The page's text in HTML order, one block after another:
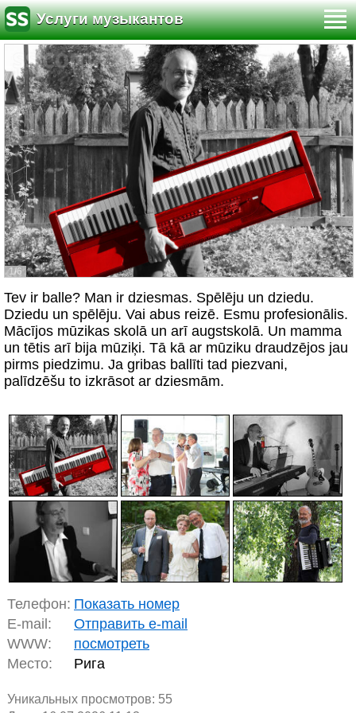
Услуги музыкантов
1/6
Tev ir balle? Man ir dziesmas. Spēlēju un dziedu.
Dziedu un spēlēju. Vai abus reizē. Esmu profesionālis.
Mācījos mūzikas skolā un arī augstskolā. Un mamma
un tētis arī bija mūziķi. Tā kā ar mūziku draudzējos jau
pirms piedzimu. Ja gribas ballīti tad piezvani,
palīdzēšu to izkrāsot ar dziesmām.
Телефон: Показать номер
E-mail:
Отправить e-mail
WWW:
посмотреть
Место:
Рига
Уникальных просмотров: 55